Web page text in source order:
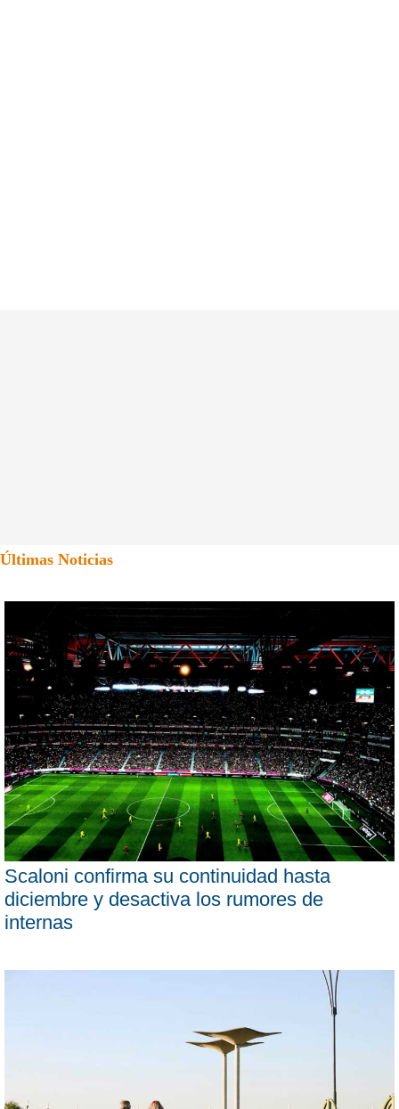
Últimas Noticias
Scaloni confirma su continuidad hasta
diciembre y desactiva los rumores de
internas